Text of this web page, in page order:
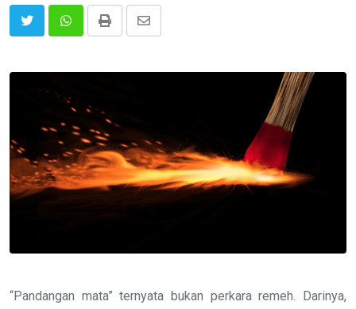
Print
Share
Email
“Pandangan mata” ternyata bukan perkara remeh. Darinya,